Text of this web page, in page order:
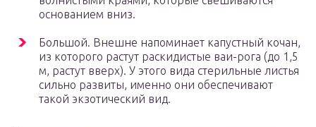
основанием вниз.
Большой. Внешне напоминает капустный кочан,
из которого растут раскидистые ваи-рога (до 1,5
м, растут вверх). У этого вида стерильные листья
сильно развиты, именно они обеспечивают
такой экзотический вид.